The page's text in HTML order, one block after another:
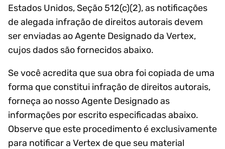
Estados Unidos, Seção 512(c)(2), as notificações
de alegada infração de direitos autorais devem
ser enviadas ao Agente Designado da Vertex,
cujos dados são fornecidos abaixo.
Se você acredita que sua obra foi copiada de uma
forma que constitui infração de direitos autorais,
forneça ao nosso Agente Designado as
informações por escrito especificadas abaixo.
Observe que este procedimento é exclusivamente
para notificar a Vertex de que seu material